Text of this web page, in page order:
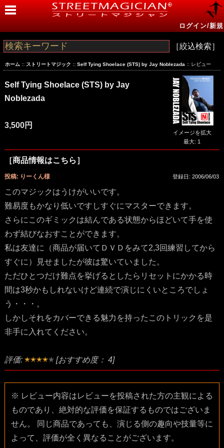
ログイン/新規
［絞込検索］
ホーム :: ストリートマジック :: Self Tying Shoelace (STS) by Jay Noblezada :: レビュー
Self Tying Shoelace (STS) by Jay
Noblezada
3,500円
イメージを拡大
最大: 1
［商品情報はこちら］
投稿: りーくん様 登録日: 2006/06/03
このマジックはうけがいいです。
難易度もかなり低いですしすぐにマスターできます。
さらにこのギミックは結んである状態からほどいて手を使
わず結びなおすことができます。
私は友達に（商品が届いてＤＶＤをみて2,3回練習してから
すぐに）見せましたが彼は驚いていました。
ただひとつだけ難点を挙げるとしたらリセットにかかる時
間は3秒かもしれないけど連続で演じにくいところでしょ
う・・・。
しかしそれをカバーできる魅力を持ったこのトリックを是
非手に入れてください。
評価: [おすすめ度： 4]
※ レビュー内容はレビューを投稿された方の主観による
ものであり、絶対的な評価を保証するものではございま
せん。 同じ商品であっても、演じる側の趣向や技量等に
よって、評価が全く異なることがございます。